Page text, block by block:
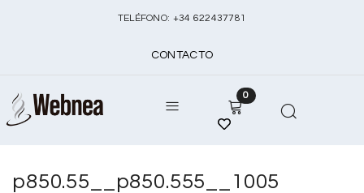
TELÉFONO: +34 622437781
CONTACTO
0
p850.55__p850.555__1005